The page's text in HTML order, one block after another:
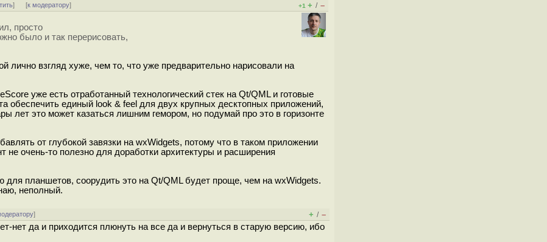
] [к модератору] +1 + / –
просто
было и так перерисовать,
лично взгляд хуже, чем то, что уже предварительно нарисовали на
уже есть отработанный технологический стек на Qt/QML и готовые
обеспечить единый look & feel для двух крупных десктопных приложений,
лет это может казаться лишним гемором, но подумай про это в горизонте
от глубокой завязки на wxWidgets, потому что в таком приложении
не очень-то полезно для доработки архитектуры и расширения
для планшетов, соорудить это на Qt/QML будет проще, чем на wxWidgets.
неполный.
] + / –
нет да и приходится плюнуть на все да и вернуться в старую версию, ибо